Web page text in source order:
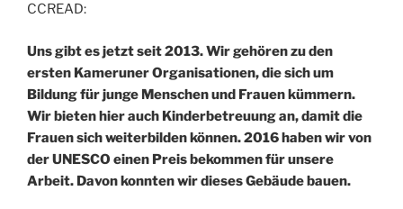
CCREAD:
Uns gibt es jetzt seit 2013. Wir gehören zu den
ersten Kameruner Organisationen, die sich um
Bildung für junge Menschen und Frauen kümmern.
Wir bieten hier auch Kinderbetreuung an, damit die
Frauen sich weiterbilden können. 2016 haben wir von
der UNESCO einen Preis bekommen für unsere
Arbeit. Davon konnten wir dieses Gebäude bauen.